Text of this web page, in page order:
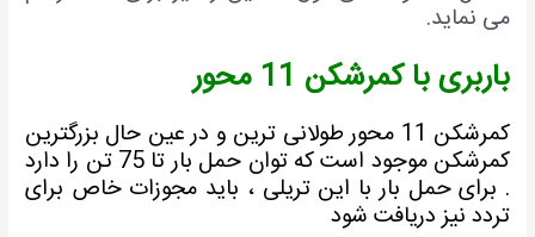
نماید.
با کمرشکن 11 محور
کمرشکن 11 محور طولانی ترین و در عین حال بزرگترین
کمرشکن موجود است که توان حمل بار تا 75 تن را دارد
برای حمل بار با این تریلی ، باید مجوزات خاص برای
نیز دریافت شود